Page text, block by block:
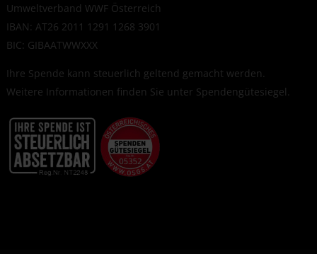
Umweltverband WWF Österreich
IBAN: AT26 2011 1291 1268 3901
BIC: GIBAATWWXXX
Ihre Spende kann steuerlich geltend gemacht werden.
Weitere Informationen finden Sie unter Spendengütesiegel.